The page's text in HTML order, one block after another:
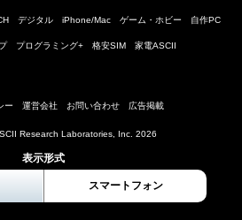
デジタル iPhone/Mac ゲーム・ホビー 自作PC
プログラミング+ 格安SIM 家電ASCII
ー 運営会社 お問い合わせ 広告掲載
Research Laboratories, Inc. 2026
表示形式
スマートフォン